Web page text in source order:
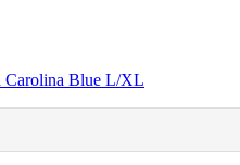
Carolina Blue L/XL